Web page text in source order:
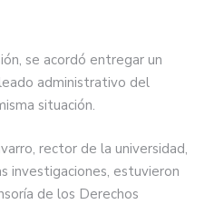
se acordó entregar un
administrativo del
situación.
rector de la universidad,
investigaciones, estuvieron
de los Derechos